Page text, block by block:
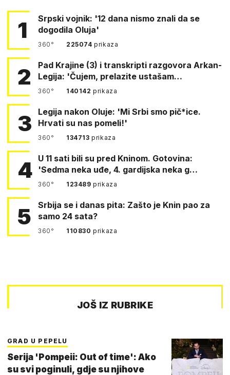
1
Srpski vojnik: '12 dana nismo znali da se
dogodila Oluja'
360° 225074prikaza
2
Pad Krajine (3) i transkripti razgovora Arkan-
Legija: 'Čujem, prelazite ustašam…
360° 140142prikaza
3
Legija nakon Oluje: 'Mi Srbi smo pič*ice.
Hrvati su nas pomeli!'
360° 134713prikaza
4 U 11 sati bili su pred Kninom. Gotovina:
'Sedma neka uđe, 4. gardijska neka g…
360° 123489prikaza
5
Srbija se i danas pita: Zašto je Knin pao za
samo 24 sata?
360° 110830prikaza
JOŠ IZ RUBRIKE
GRAD U PEPELU
Serija 'Pompeii: Out of time': Ako
su svi poginuli, gdje su njihove